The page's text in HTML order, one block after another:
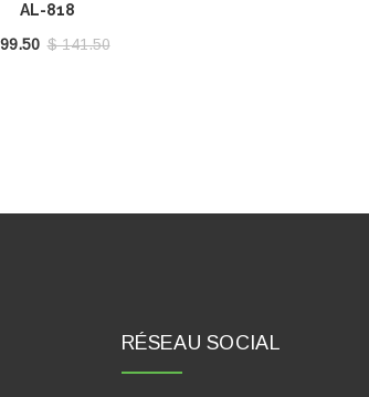
AL-818
$ 141.50
RÉSEAU SOCIAL